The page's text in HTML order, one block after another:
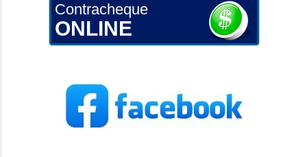
Contracheque
ONLINE